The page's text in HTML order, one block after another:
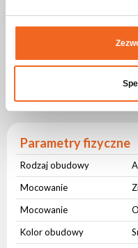
systemem rurowym.
Specyfikacja
Parametry fizyczne
Rodzaj obudowy
Mocowanie
Mocowanie
Kolor obudowy